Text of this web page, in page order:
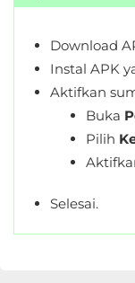
Download
Instal APK
Aktifkan
Buka
Pilih
Selesai.